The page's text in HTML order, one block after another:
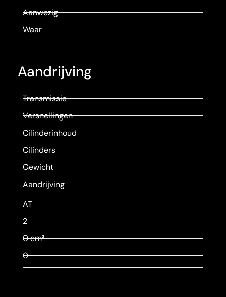
Aanwezig
Waar
Aandrijving
Transmissie
Versnellingen
Cilinderinhoud
Cilinders
Gewicht
Aandrijving
AT
2
0 cm³
0